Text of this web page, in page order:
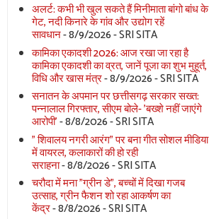
अलर्ट: कभी भी खुल सकते हैं मिनीमाता बांगो बांध के
गेट, नदी किनारे के गांव और उद्योग रहें
सावधान- 8/9/2026- SRI SITA
कामिका एकादशी 2026: आज रखा जा रहा है
कामिका एकादशी का व्रत, जानें पूजा का शुभ मुहूर्त,
विधि और खास मंत्र- 8/9/2026- SRI SITA
सनातन के अपमान पर छत्तीसगढ़ सरकार सख्त:
पन्नालाल गिरफ्तार, सीएम बोले- 'बख्शे नहीं जाएंगे
आरोपी'- 8/8/2026- SRI SITA
" शिवालय नगरी आरंग" पर बना गीत सोशल मीडिया
में वायरल, कलाकारों की हो रही
सराहना- 8/8/2026- SRI SITA
चरौदा में मना "ग्रीन डे", बच्चों में दिखा गजब
उत्साह, ग्रीन फैशन शो रहा आकर्षण का
केंद्र- 8/8/2026- SRI SITA